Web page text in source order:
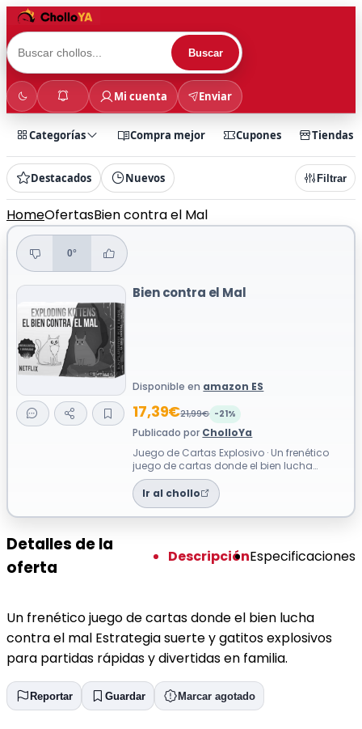
Buscar
Mi cuenta Enviar
Categorías Compra mejor Cupones Tiendas
Destacados Nuevos Filtrar
HomeOfertasBien contra el Mal
0°
Bien contra el Mal
Disponible en amazon ES
17,39€21,99€ -21%
Publicado por CholloYa
Juego de Cartas Explosivo · Un frenético
juego de cartas donde el bien lucha
contra el mal Estrategia suerte y gatito...
Ir al chollo
Detalles de la
oferta
DescripciónEspecificaciones
Un frenético juego de cartas donde el bien lucha
contra el mal Estrategia suerte y gatitos explosivos
para partidas rápidas y divertidas en familia.
Reportar Guardar Marcar agotado